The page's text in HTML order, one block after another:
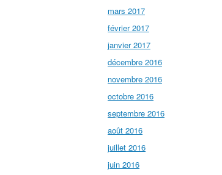
mars 2017
février 2017
janvier 2017
décembre 2016
novembre 2016
octobre 2016
septembre 2016
août 2016
juillet 2016
juin 2016